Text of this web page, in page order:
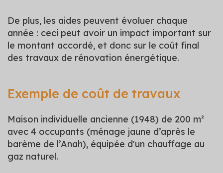
De plus, les aides peuvent évoluer chaque
année : ceci peut avoir un impact important sur
le montant accordé, et donc sur le coût final
des travaux de rénovation énergétique.
Exemple de coût de travaux
Maison individuelle ancienne (1948) de 200 m²
avec 4 occupants (ménage jaune d’après le
barème de l’Anah), équipée d'un chauffage au
gaz naturel.